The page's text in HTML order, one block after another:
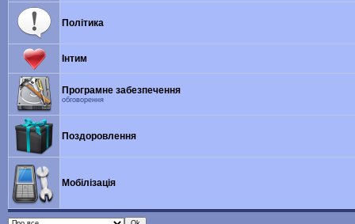
Політика
Інтим
Програмне забезпечення
обговорення
Поздоровлення
Мобілізація